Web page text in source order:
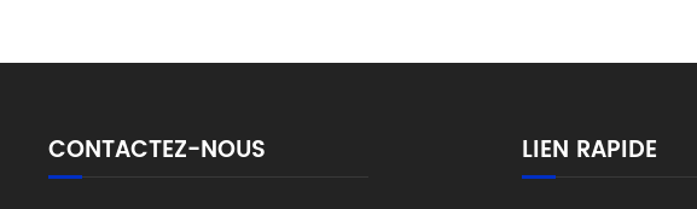
CONTACTEZ-NOUS LIEN RAPIDE